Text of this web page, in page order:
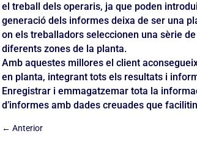
el treball dels operaris, ja que poden
generació dels informes deixa de ser una
on els treballadors seleccionen una sèrie
diferents zones de la planta.
Amb aquestes millores el client
en planta, integrant tots els resultats i
Enregistrar i emmagatzemar tota la
d’informes amb dades creuades que
←Anterior